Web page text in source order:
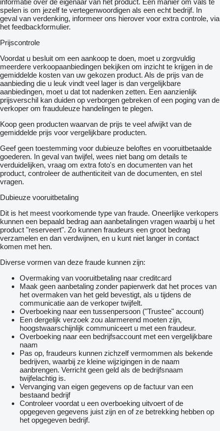
informatie over de eigenaar van het product. Een manier om vals te
spelen is om jezelf te vertegenwoordigen als een echt bedrijf. In
geval van verdenking, informeer ons hierover voor extra controle, via
het feedbackformulier.
Prijscontrole
Voordat u besluit om een ​​aankoop te doen, moet u zorgvuldig
meerdere verkoopaanbiedingen bekijken om inzicht te krijgen in de
gemiddelde kosten van uw gekozen product. Als de prijs van de
aanbieding die u leuk vindt veel lager is dan vergelijkbare
aanbiedingen, moet u dat tot nadenken zetten. Een aanzienlijk
prijsverschil kan duiden op verborgen gebreken of een poging van de
verkoper om frauduleuze handelingen te plegen.
Koop geen producten waarvan de prijs te veel afwijkt van de
gemiddelde prijs voor vergelijkbare producten.
Geef geen toestemming voor dubieuze beloftes en vooruitbetaalde
goederen. In geval van twijfel, wees niet bang om details te
verduidelijken, vraag om extra foto's en documenten van het
product, controleer de authenticiteit van de documenten, en stel
vragen.
Dubieuze vooruitbetaling
Dit is het meest voorkomende type van fraude. Oneerlijke verkopers
kunnen een bepaald bedrag aan aanbetalingen vragen waarbij u het
product "reserveert". Zo kunnen fraudeurs een groot bedrag
verzamelen en dan verdwijnen, en u kunt niet langer in contact
komen met hen.
Diverse vormen van deze fraude kunnen zijn:
Overmaking van vooruitbetaling naar creditcard
Maak geen aanbetaling zonder papierwerk dat het proces van
het overmaken van het geld bevestigt, als u tijdens de
communicatie aan de verkoper twijfelt.
Overboeking naar een tussenpersoon ("Trustee" account)
Een dergelijk verzoek zou alarmerend moeten zijn,
hoogstwaarschijnlijk communiceert u met een fraudeur.
Overboeking naar een bedrijfsaccount met een vergelijkbare
naam
Pas op, fraudeurs kunnen zichzelf vermommen als bekende
bedrijven, waarbij ze kleine wijzigingen in de naam
aanbrengen. Verricht geen geld als de bedrijfsnaam
twijfelachtig is.
Vervanging van eigen gegevens op de factuur van een
bestaand bedrijf
Controleer voordat u een overboeking uitvoert of de
opgegeven gegevens juist zijn en of ze betrekking hebben op
het opgegeven bedrijf.